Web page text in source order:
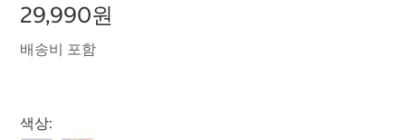
29,990원
배송비 포함
Select product
색상: